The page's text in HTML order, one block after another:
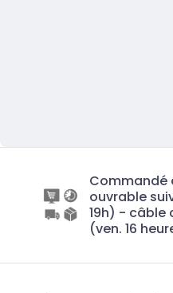
Commandé
ouvrable
19h) - câble
(ven. 16